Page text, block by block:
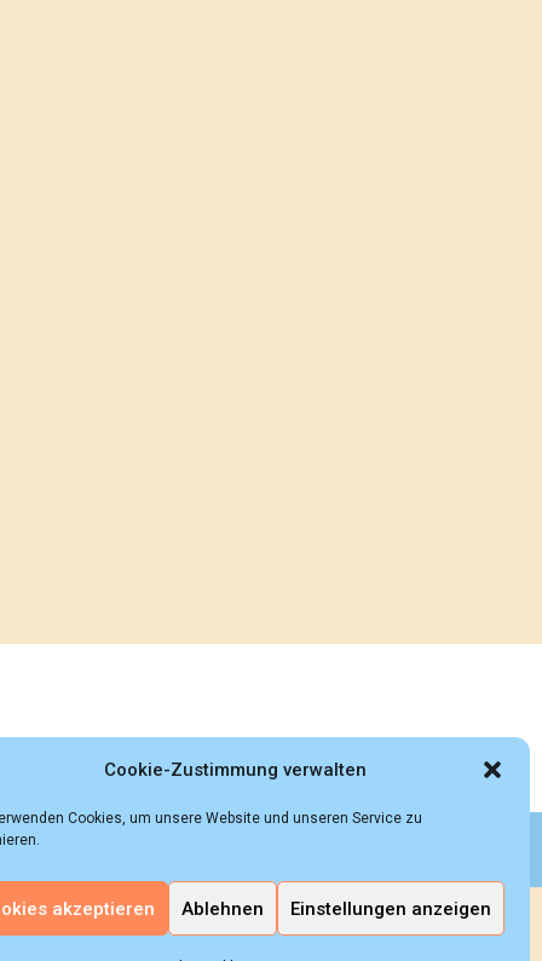
Cookie-Zustimmung verwalten
Cookies, um unsere Website und unseren Service zu
akzeptieren Ablehnen Einstellungen anzeigen
reserved.